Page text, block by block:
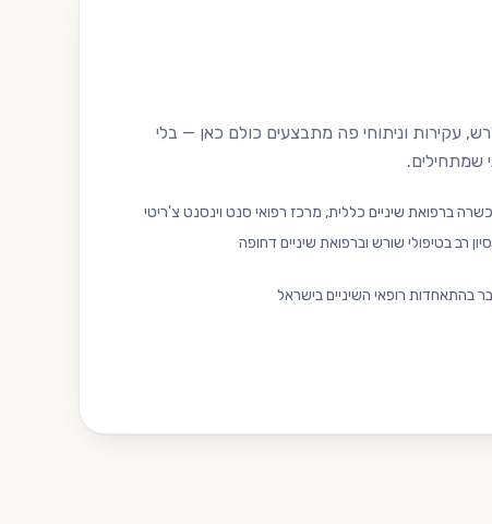
עקירות וניתוחי פה מתבצעים כולם כאן — בלי
שמתחילים.
ברפואת שיניים כללית, מרכז רפואי סנט וינסנט צ'ריטי
רב בטיפולי שורש וברפואת שיניים דחופה
בהתאחדות רופאי השיניים בישראל